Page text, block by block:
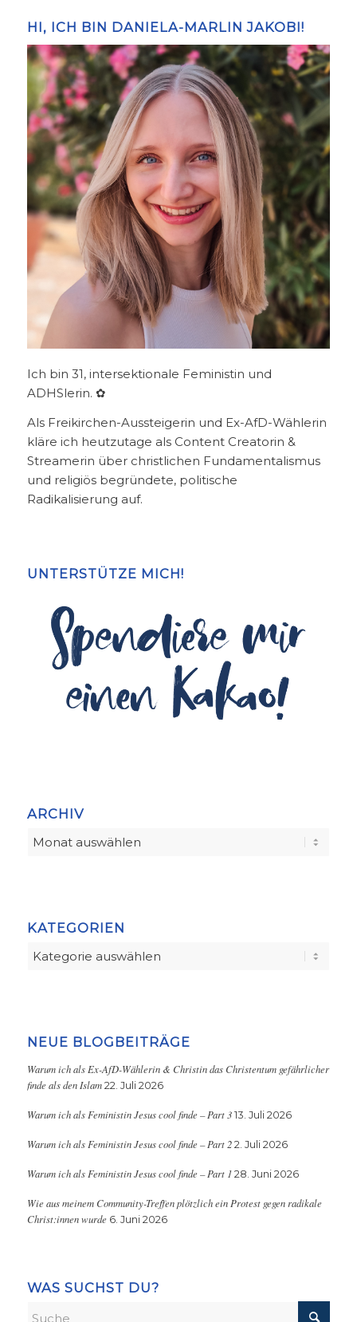
HI, ICH BIN DANIELA-MARLIN JAKOBI!
Ich bin 31, intersektionale Feministin und
ADHSlerin. ✿
Als Freikirchen-Aussteigerin und Ex-AfD-Wählerin
kläre ich heutzutage als Content Creatorin &
Streamerin über christlichen Fundamentalismus
und religiös begründete, politische
Radikalisierung auf.
UNTERSTÜTZE MICH!
ARCHIV
KATEGORIEN
Kategorien
NEUE BLOGBEITRÄGE
Warum ich als Ex-AfD-Wählerin & Christin das Christentum gefährlicher
finde als den Islam 22. Juli 2026
Warum ich als Feministin Jesus cool finde – Part 3 13. Juli 2026
Warum ich als Feministin Jesus cool finde – Part 2 2. Juli 2026
Warum ich als Feministin Jesus cool finde – Part 1 28. Juni 2026
Wie aus meinem Community-Treffen plötzlich ein Protest gegen radikale
Christ:innen wurde 6. Juni 2026
WAS SUCHST DU?